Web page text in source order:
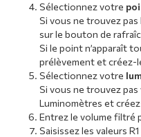
Sélectionnez votre
Si vous ne trouvez
sur le bouton de
Si le point n’apparaît
prélèvement et créez-
Sélectionnez votre
Si vous ne trouvez pas
Luminomètres et
Entrez le volume filtré
Saisissez les valeurs